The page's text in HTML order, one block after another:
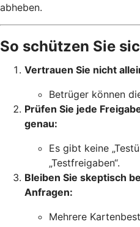
abheben.
So schützen Sie
Vertrauen Sie nicht
Betrüger können
Prüfen Sie jede
genau:
Es gibt keine
„Testfreigaben“.
Bleiben Sie skeptisch
Anfragen:
Mehrere